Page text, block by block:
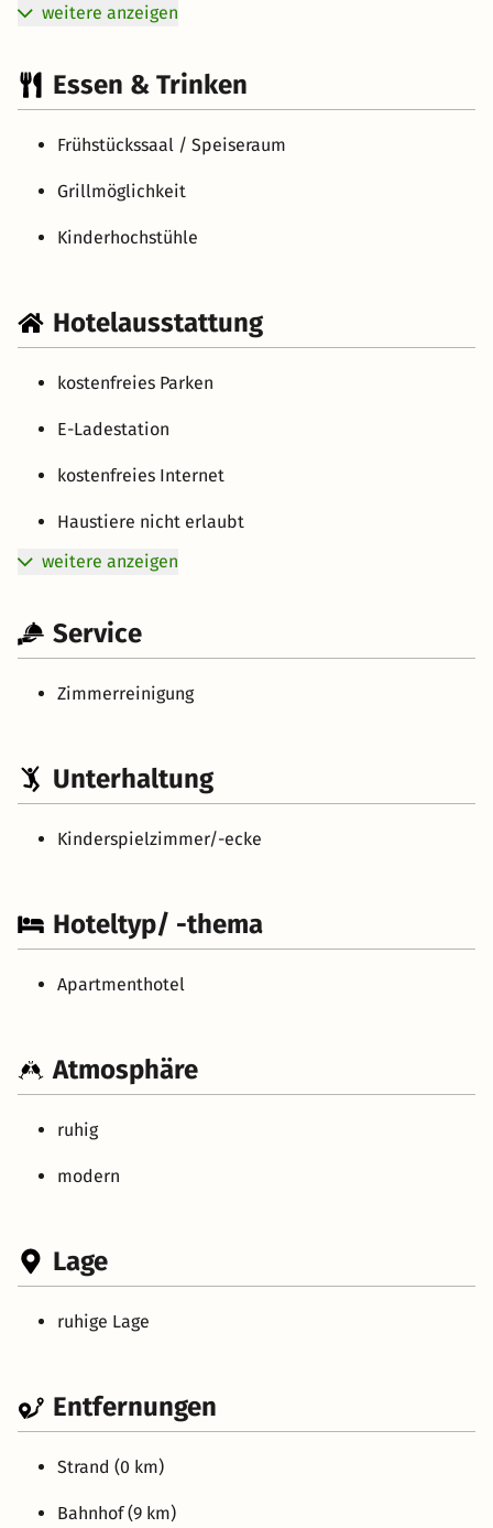
weitere anzeigen
Essen & Trinken
Frühstückssaal / Speiseraum
Grillmöglichkeit
Kinderhochstühle
Hotelausstattung
kostenfreies Parken
E-Ladestation
kostenfreies Internet
Haustiere nicht erlaubt
weitere anzeigen
Service
Zimmerreinigung
Unterhaltung
Kinderspielzimmer/-ecke
Hoteltyp/ -thema
Apartmenthotel
Atmosphäre
ruhig
modern
Lage
ruhige Lage
Entfernungen
Strand (0 km)
Bahnhof (9 km)